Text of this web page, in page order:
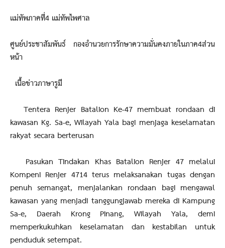
แม่ทัพภาคที่4 แม่ทัพไพศาล
ศูนย์ประชาสัมพันธ์ กองอำนวยการรักษาความมั่นคงภายในภาค4ส่วน
หน้า
เนื้อข่าวภาษารูมี
Tentera Renjer Batalion Ke-47 membuat rondaan di
kawasan Kg. Sa-e, Wilayah Yala bagi menjaga keselamatan
rakyat secara berterusan
Pasukan Tindakan Khas Batalion Renjer 47 melalui
Kompeni Renjer 4714 terus melaksanakan tugas dengan
penuh semangat, menjalankan rondaan bagi mengawal
kawasan yang menjadi tanggungjawab mereka di Kampung
Sa-e, Daerah Krong Pinang, Wilayah Yala, demi
memperkukuhkan keselamatan dan kestabilan untuk
penduduk setempat.